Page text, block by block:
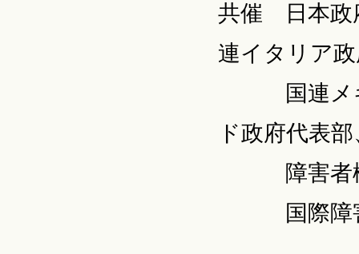
共催 日本政
連イタリア
国連メキ
ド政府代表
障害者権
国際障害